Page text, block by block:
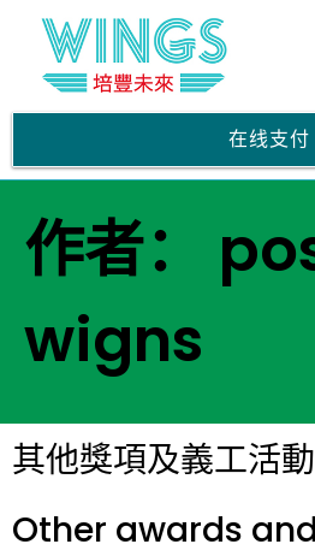
在线支付
作者：
wigns
其他獎項及義工活動
Other awards